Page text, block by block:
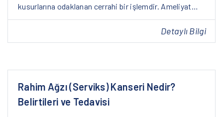
kusurlarına odaklanan cerrahi bir işlemdir. Ameliyat…
Detaylı Bilgi
Rahim Ağzı (Serviks) Kanseri Nedir?
Belirtileri ve Tedavisi